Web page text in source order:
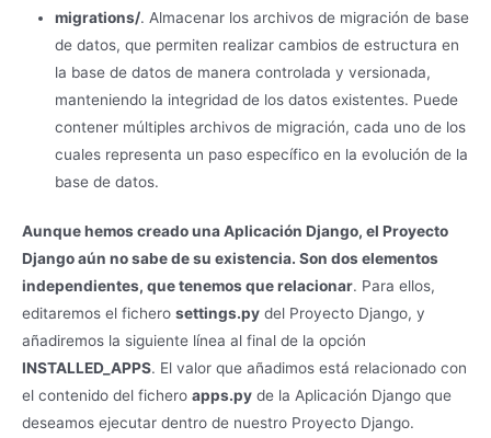
migrations/. Almacenar los archivos de migración de base
de datos, que permiten realizar cambios de estructura en
la base de datos de manera controlada y versionada,
manteniendo la integridad de los datos existentes. Puede
contener múltiples archivos de migración, cada uno de los
cuales representa un paso específico en la evolución de la
base de datos.
Aunque hemos creado una Aplicación Django, el Proyecto
Django aún no sabe de su existencia. Son dos elementos
independientes, que tenemos que relacionar. Para ellos,
editaremos el fichero settings.py del Proyecto Django, y
añadiremos la siguiente línea al final de la opción
INSTALLED_APPS. El valor que añadimos está relacionado con
el contenido del fichero apps.py de la Aplicación Django que
deseamos ejecutar dentro de nuestro Proyecto Django.